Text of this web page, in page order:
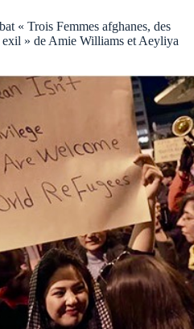
« Trois Femmes afghanes, des
exil » de Amie Williams et Aeyliya